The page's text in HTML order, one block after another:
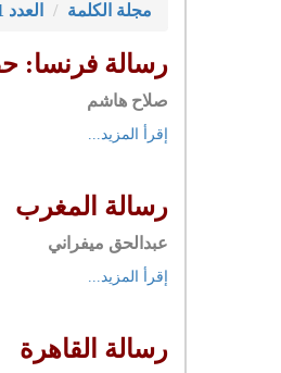
مجلة الكلمة العدد 31 يوليو 2009
رسالة فرنسا: حصاد
صلاح هاشم
إقرأ المزيد...
رسالة المغرب
عبدالحق ميفراني
إقرأ المزيد...
رسالة القاهرة